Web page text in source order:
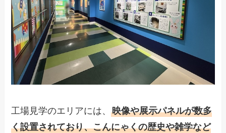
工場見学のエリアには、映像や展示パネルが数多
く設置されており、こんにゃくの歴史や雑学など